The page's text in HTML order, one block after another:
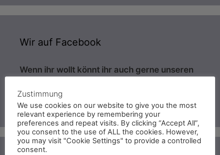
Wir auf Facebook
Wenn ihr wollt könnt ihr auch gerne unseren
bunter zu und mehr Bilder findet ihr auch.
>>Klick mich<<
Zustimmung
We use cookies on our website to give you the most
relevant experience by remembering your
preferences and repeat visits. By clicking “Accept All”,
you consent to the use of ALL the cookies. However,
you may visit "Cookie Settings" to provide a controlled
consent.